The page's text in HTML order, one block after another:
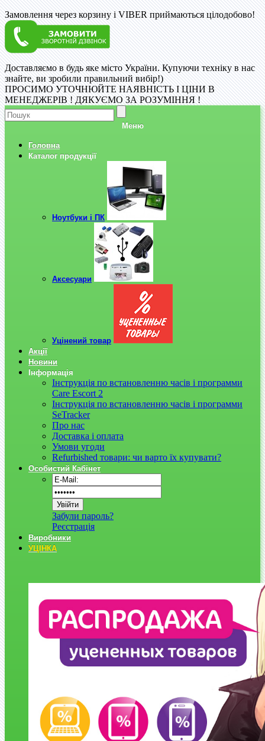
Замовлення через корзину і VIBER приймаються цілодобово!
Доставляємо в будь яке місто України. Купуючи техніку в нас
знайте, ви зробили правильний вибір!)
ПРОСИМО УТОЧНЮЙТЕ НАЯВНІСТЬ І ЦІНИ В
МЕНЕДЖЕРІВ ! ДЯКУЄМО ЗА РОЗУМІННЯ !
Меню
Головна
Каталог продукції
Ноутбуки і ПК
Аксесуари
Уцінений товар
Акції
Новини
Інформація
Інструкція по встановленню часів і программи
Care Escort 2
Інструкція по встановленню часів і программи
SeTracker
Про нас
Доставка і оплата
Умови угоди
Refurbished товари: чи варто їх купувати?
Особистий Кабінет
Забули пароль?
Реєстрація
Виробники
УЦІНКА